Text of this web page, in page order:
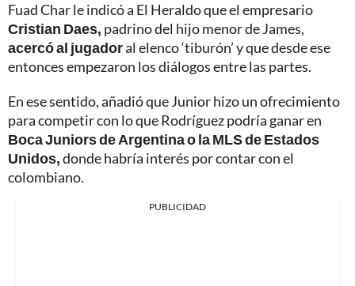
Fuad Char le indicó a El Heraldo que el empresario
Cristian Daes, padrino del hijo menor de James,
acercó al jugadoral elenco ‘tiburón’ y que desde ese
entonces empezaron los diálogos entre las partes.
En ese sentido, añadió que Junior hizo un ofrecimiento
para competir con lo que Rodríguez podría ganar en
Boca Juniors de Argentina o la MLS de Estados
Unidos,donde habría interés por contar con el
colombiano.
PUBLICIDAD